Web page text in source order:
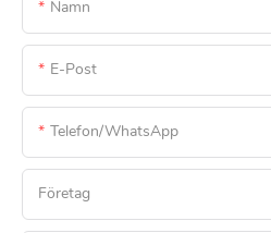
Namn
E-Post
Telefon/WhatsApp
Företag